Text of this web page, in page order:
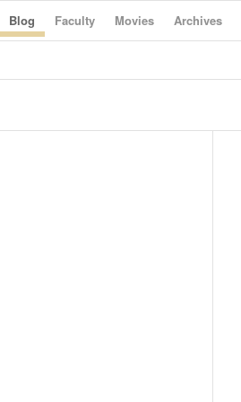
Blog Faculty Movies Archives